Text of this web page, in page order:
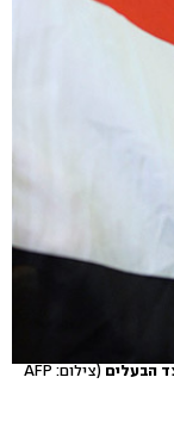
הבעלים
(צילום: AFP